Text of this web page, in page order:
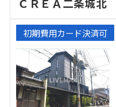
ＣＲＥＡ二条城北
初期費用カード決済可